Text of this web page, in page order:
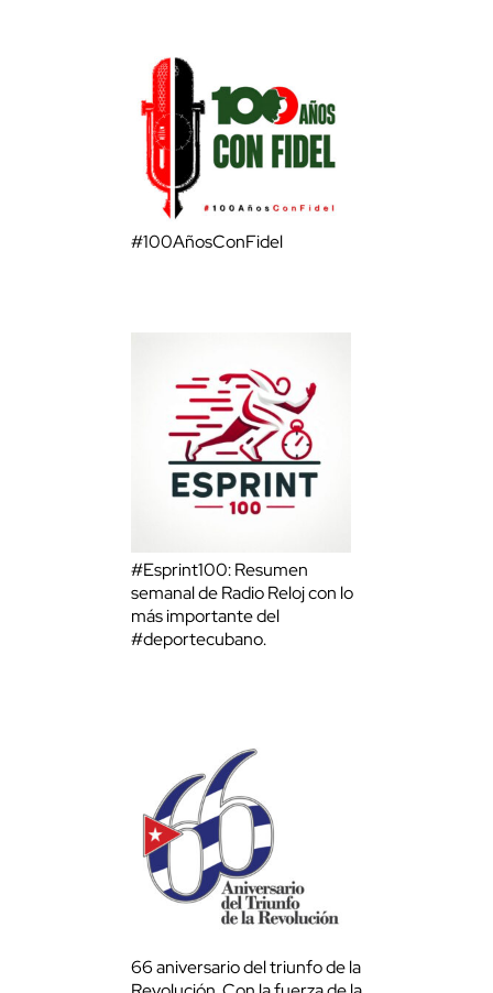
#100AñosConFidel
#Esprint100: Resumen
semanal de Radio Reloj con lo
más importante del
#deportecubano.
66 aniversario del triunfo de la